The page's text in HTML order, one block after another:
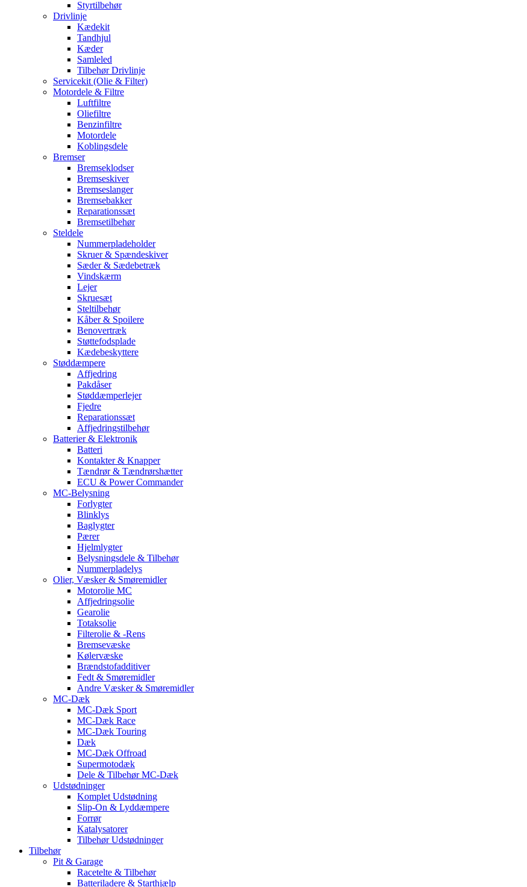
Styrtilbehør
Drivlinje
Kædekit
Tandhjul
Kæder
Samleled
Tilbehør Drivlinje
Servicekit (Olie & Filter)
Motordele & Filtre
Luftfiltre
Oliefiltre
Benzinfiltre
Motordele
Koblingsdele
Bremser
Bremseklodser
Bremseskiver
Bremseslanger
Bremsebakker
Reparationssæt
Bremsetilbehør
Steldele
Nummerpladeholder
Skruer & Spændeskiver
Sæder & Sædebetræk
Vindskærm
Lejer
Skruesæt
Steltilbehør
Kåber & Spoilere
Benovertræk
Støttefodsplade
Kædebeskyttere
Støddæmpere
Affjedring
Pakdåser
Støddæmperlejer
Fjedre
Reparationssæt
Affjedringstilbehør
Batterier & Elektronik
Batteri
Kontakter & Knapper
Tændrør & Tændrørshætter
ECU & Power Commander
MC-Belysning
Forlygter
Blinklys
Baglygter
Pærer
Hjelmlygter
Belysningsdele & Tilbehør
Nummerpladelys
Olier, Væsker & Smøremidler
Motorolie MC
Affjedringsolie
Gearolie
Totaksolie
Filterolie & -Rens
Bremsevæske
Kølervæske
Brændstofadditiver
Fedt & Smøremidler
Andre Væsker & Smøremidler
MC-Dæk
MC-Dæk Sport
MC-Dæk Race
MC-Dæk Touring
Dæk
MC-Dæk Offroad
Supermotodæk
Dele & Tilbehør MC-Dæk
Udstødninger
Komplet Udstødning
Slip-On & Lyddæmpere
Forrør
Katalysatorer
Tilbehør Udstødninger
Tilbehør
Pit & Garage
Racetelte & Tilbehør
Batteriladere & Starthjælp